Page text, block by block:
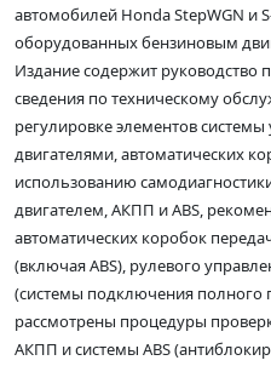
автомобилей Honda StepWGN и
оборудованных бензиновым
Издание содержит руководство
сведения по техническому
регулировке элементов
двигателями, автоматических
использованию
двигателем, АКПП и ABS,
автоматических коробок
(включая ABS), рулевого
(системы подключения полного
рассмотрены процедуры
АКПП и системы ABS